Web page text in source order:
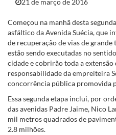
21 de março de 2016
Começou na manhã desta
asfáltico da Avenida Suécia, que
de recuperação de vias de
estão sendo executadas no
cidade e cobrirão toda a extensão
responsabilidade da empreiteira
concorrência pública promovida
Essa segunda etapa inclui, por
das avenidas Padre Jaime, Nico
mil metros quadrados de
2.8 milhões.